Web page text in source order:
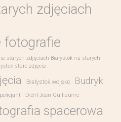
zdjęciach
fotografie
starych zdjęciach Białystok na starych
stare zdjęcia
Białystok wojsko Budryk
Diehl Jean Guillaume
spacerowa